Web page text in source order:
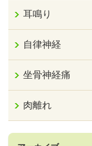
耳鳴り
自律神経
坐骨神経痛
肉離れ